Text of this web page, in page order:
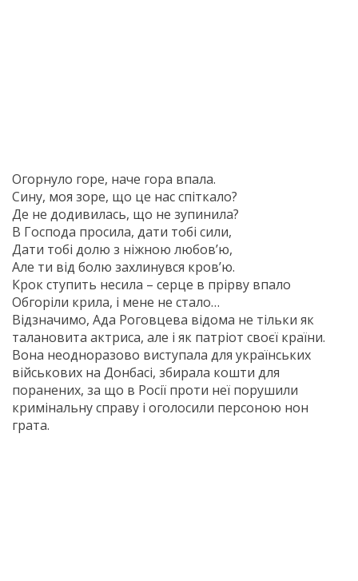
Огорнуло горе, наче гора впала.
Сину, моя зоре, що це нас спіткало?
Де не додивилась, що не зупинила?
В Господа просила, дати тобі сили,
Дати тобі долю з ніжною любов’ю,
Але ти від болю захлинувся кров’ю.
Крок ступить несила – серце в прірву впало
Обгоріли крила, і мене не стало…
Відзначимо, Ада Роговцева відома не тільки як
талановита актриса, але і як патріот своєї країни.
Вона неодноразово виступала для українських
військових на Донбасі, збирала кошти для
поранених, за що в Росії проти неї порушили
кримінальну справу і оголосили персоною нон
грата.